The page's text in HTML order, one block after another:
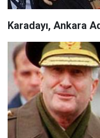
Karadayı, Ankara